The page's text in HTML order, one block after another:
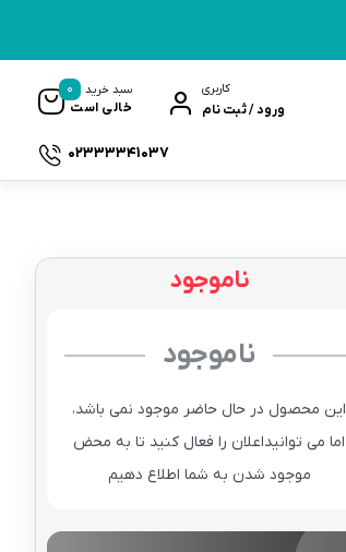
کاربری
ورود / ثبت نام
سبد خرید
خالی است
0
02333341037
ناموجود
ناموجود
این محصول در حال حاضر موجود نمی باشد،
اما می توانیداعلان را فعال کنید تا به محض
موجود شدن به شما اطلاع دهیم